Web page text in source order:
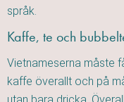
språk.
Kaffe, te och
Vietnameserna måste
kaffe överallt och på